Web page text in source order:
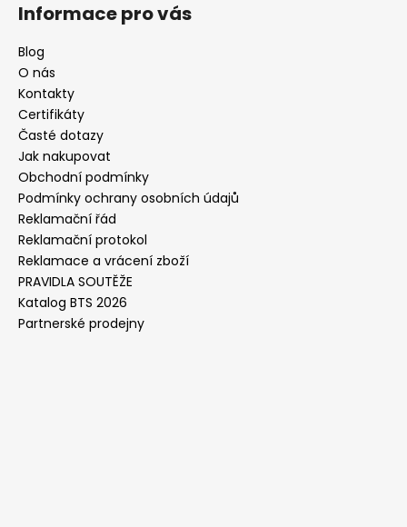
Informace pro vás
Blog
O nás
Kontakty
Certifikáty
Časté dotazy
Jak nakupovat
Obchodní podmínky
Podmínky ochrany osobních údajů
Reklamační řád
Reklamační protokol
Reklamace a vrácení zboží
PRAVIDLA SOUTĚŽE
Katalog BTS 2026
Partnerské prodejny